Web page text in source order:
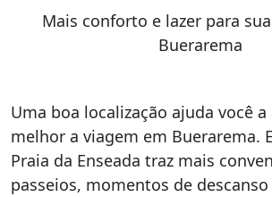
Mais conforto e lazer para
Buerarema
Uma boa localização ajuda você
melhor a viagem em Buerarema.
Praia da Enseada traz mais
passeios, momentos de descanso